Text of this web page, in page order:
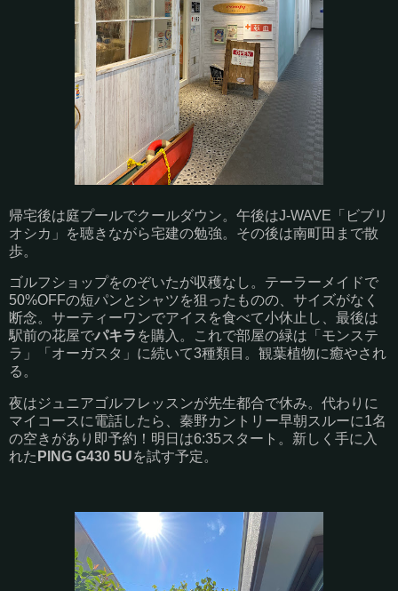
帰宅後は庭プールでクールダウン。午後はJ-WAVE「ビブリ
オシカ」を聴きながら宅建の勉強。その後は南町田まで散
歩。
ゴルフショップをのぞいたが収穫なし。テーラーメイドで
50%OFFの短パンとシャツを狙ったものの、サイズがなく
断念。サーティーワンでアイスを食べて小休止し、最後は
駅前の花屋でパキラ を購入。これで部屋の緑は「モンステ
ラ」「オーガスタ」に続いて3種類目。観葉植物に癒やされ
る。
夜はジュニアゴルフレッスンが先生都合で休み。代わりに
マイコースに電話したら、秦野カントリー早朝スルーに1名
の空きがあり即予約！明日は6:35スタート。新しく手に入
れた PING G430 5Uを試す予定。